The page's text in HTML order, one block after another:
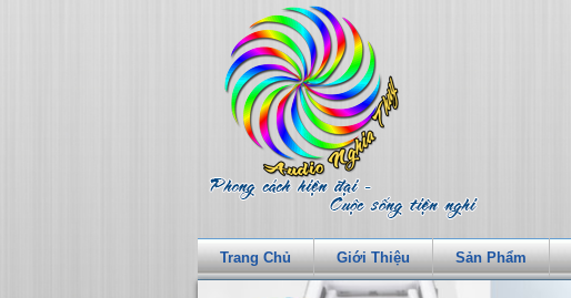
Trang Chủ Giới Thiệu Sản Phẩm